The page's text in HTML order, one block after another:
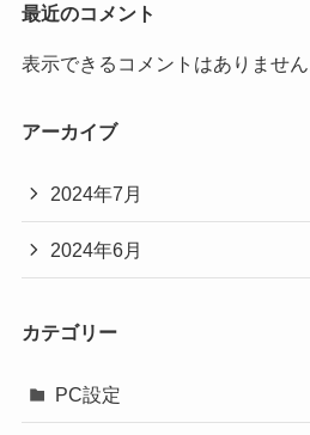
最近のコメント
表示できるコメントはありません
アーカイブ
2024年7月
2024年6月
カテゴリー
PC設定